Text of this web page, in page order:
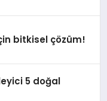
bitkisel çözüm!
5 doğal